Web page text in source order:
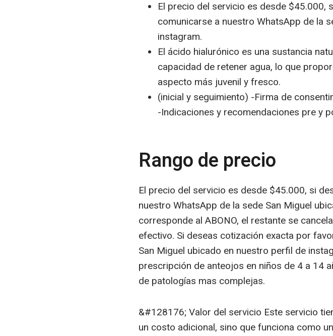
El precio del servicio es desde $45.000,
comunicarse a nuestro WhatsApp de la
instagram.
El ácido hialurónico es una sustancia
capacidad de retener agua, lo que
aspecto más juvenil y fresco.
(inicial y seguimiento) -Firma de
-Indicaciones y recomendaciones pre y
Rango de precio
El precio del servicio es desde $45.000, si
nuestro WhatsApp de la sede San Miguel
corresponde al ABONO, el restante se
efectivo. Si deseas cotización exacta por
San Miguel ubicado en nuestro perfil de
prescripción de anteojos en niños de 4 a 14
de patologías mas complejas.
&#128176; Valor del servicio Este servicio
un costo adicional, sino que funciona como